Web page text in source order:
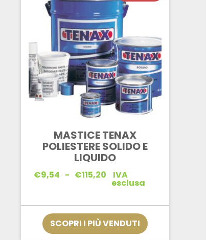
MASTICE TENAX
POLIESTERE SOLIDO E
LIQUIDO
€9,54 - €115,20Fascia
di
€9,54
a
€115,20
IVA
esclusa
SCOPRI I PIÙ VENDUTI